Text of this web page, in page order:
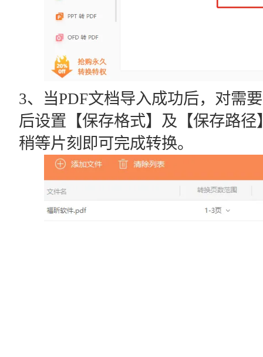
3、当PDF文档导入成功后，对需
后设置【保存格式】及【保存路
稍等片刻即可完成转换。